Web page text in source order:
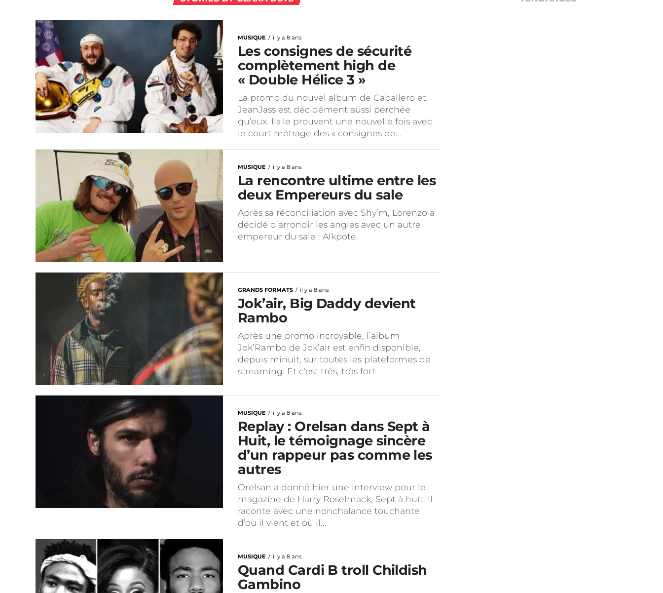
MUSIQUE il y a 8 ans
Les consignes de sécurité
complètement high de
« Double Hélice 3 »
La promo du nouvel album de Caballero et
JeanJass est décidément aussi perchée
qu’eux. Ils le prouvent une nouvelle fois avec
le court métrage des « consignes de...
MUSIQUE il y a 8 ans
La rencontre ultime entre les
deux Empereurs du sale
Après sa réconciliation avec Shy’m, Lorenzo a
décidé d’arrondir les angles avec un autre
empereur du sale : Alkpote.
GRANDS FORMATS il y a 8 ans
Jok’air, Big Daddy devient
Rambo
Après une promo incroyable, l’album
Jok’Rambo de Jok’air est enfin disponible,
depuis minuit, sur toutes les plateformes de
streaming. Et c’est très, très fort.
MUSIQUE il y a 8 ans
Replay : Orelsan dans Sept à
Huit, le témoignage sincère
d’un rappeur pas comme les
autres
Orelsan a donné hier une interview pour le
magazine de Harry Roselmack, Sept à huit. Il
raconte avec une nonchalance touchante
d’où il vient et où il...
MUSIQUE il y a 8 ans
Quand Cardi B troll Childish
Gambino